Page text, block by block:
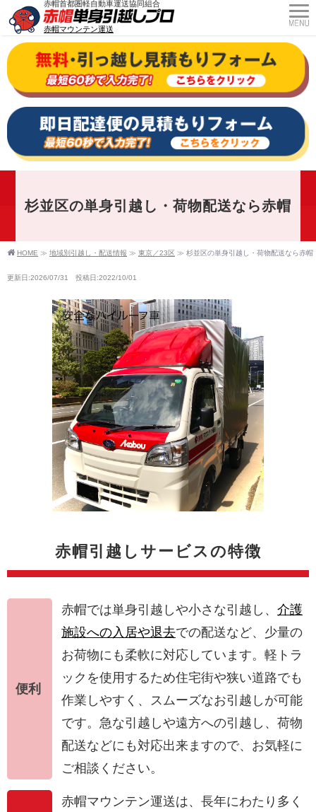
赤帽マウンテン運送
赤帽首都圏軽自動車運送協同組合
杉並区の単身引越し・荷物配送なら赤帽
HOME ≫ 地域別引越し・配送情報 ≫ 東京／23区 ≫ 杉並区の単身引越し・荷物配送なら赤帽
更新日:2026/07/31 投稿日:2022/10/01
赤帽引越しサービスの特徴
便利
赤帽では単身引越しや小さな引越し、介護
施設への入居や退去での配送など、少量の
お荷物にも柔軟に対応しています。軽トラ
ックを使用するため住宅街や狭い道路でも
作業しやすく、スムーズなお引越しが可能
です。急な引越しや遠方への引越し、荷物
配送などにも対応出来ますので、お気軽に
ご相談ください。
赤帽マウンテン運送は、長年にわたり多く